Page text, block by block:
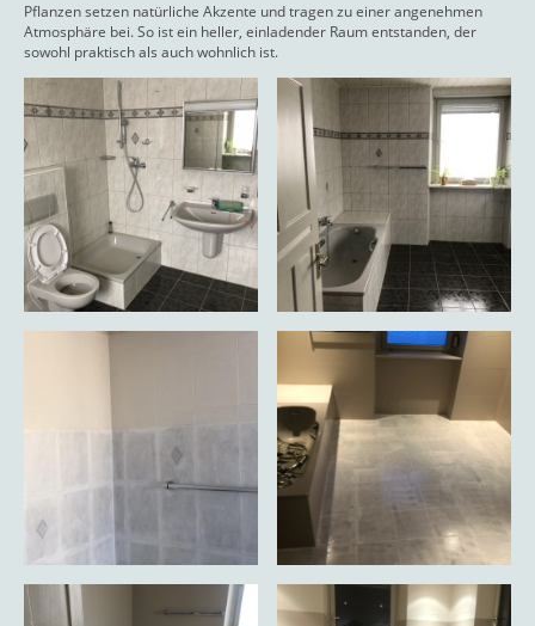
Pflanzen setzen natürliche Akzente und tragen zu einer angenehmen
Atmosphäre bei. So ist ein heller, einladender Raum entstanden, der
sowohl praktisch als auch wohnlich ist.